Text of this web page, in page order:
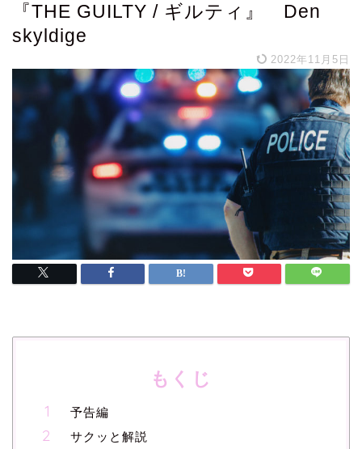
『THE GUILTY / ギルティ』 Den
skyldige
2022年11月5日
もくじ
予告編
サクッと解説